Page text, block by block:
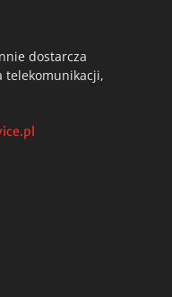
dostarcza
telekomunikacji,